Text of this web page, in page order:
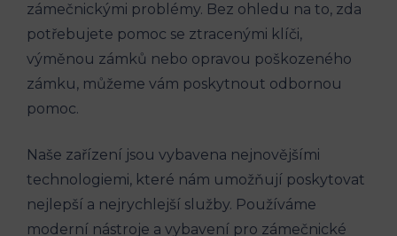
zámečnickými problémy. Bez ohledu na to, zda
potřebujete pomoc se ztracenými klíči,
výměnou zámků nebo opravou poškozeného
zámku, můžeme vám poskytnout odbornou
pomoc.
Naše zařízení jsou vybavena nejnovějšími
technologiemi, které nám umožňují poskytovat
nejlepší a nejrychlejší služby. Používáme
moderní nástroje a vybavení pro zámečnické